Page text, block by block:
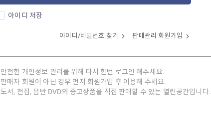
아이디 저장
아이디/비밀번호 찾기 판매관리 회원가입
안전한 개인정보 관리를 위해 다시 한번 로그인 해주세요.
판매자 회원이 아닌 경우 먼저 회원가입 후 이용해 주세요.
도서, 전집, 음반 DVD의 중고상품을 직접 판매할 수 있는 열린공간입니다.